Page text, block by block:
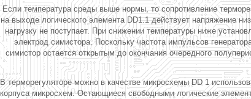
Если температура среды выше нормы, то сопротивление
на выходе логического элемента DD1.1 действует напряжение
нагрузку не поступает. При снижении температуры ниже
электрод симистора. Поскольку частота импульсов
симистор остается открытым до окончания очередного
В терморегуляторе можно в качестве микросхемы DD 1
корпуса микросхем. Остающиеся свободными логические